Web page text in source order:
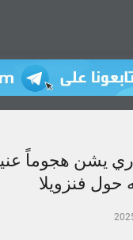
يشن هجوماً
فنزويلا